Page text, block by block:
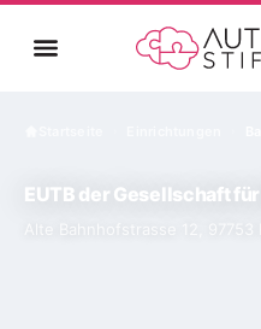
EUTB der Gesellschaft für
Alte Bahnhofstrasse 12, 97753